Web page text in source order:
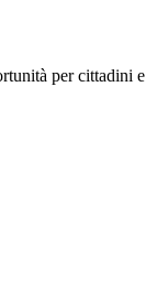
per cittadini e